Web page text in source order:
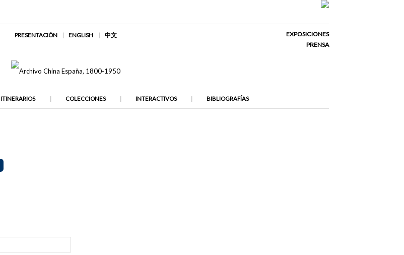
PRESENTACIÓN ENGLISH 中文
EXPOSICIONES
PRENSA
ITINERARIOS COLECCIONES INTERACTIVOS BIBLIOGRAFÍAS